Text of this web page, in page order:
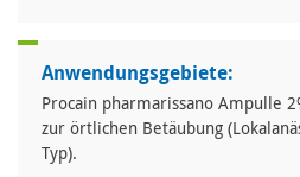
Anwendungsgebiete:
Procain pharmarissano Ampulle
zur örtlichen Betäubung
Typ).